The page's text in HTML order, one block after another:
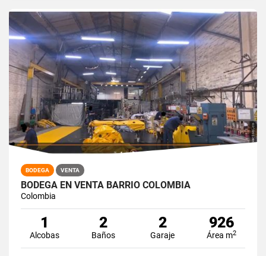
BODEGA VENTA
BODEGA EN VENTA BARRIO COLOMBIA
Colombia
1
Alcobas
2
Baños
2
Garaje
926
Área m2